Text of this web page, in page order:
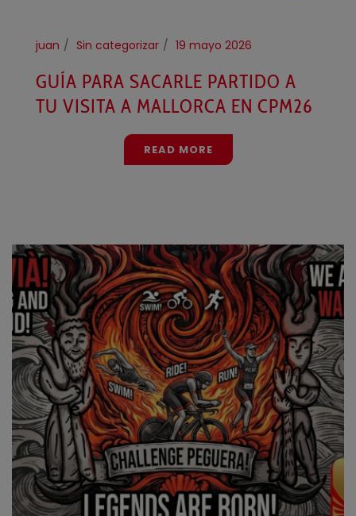
juan Sin categorizar 19 mayo 2026
GUÍA PARA SACARLE PARTIDO A
TU VISITA A MALLORCA EN CPM26
READ MORE